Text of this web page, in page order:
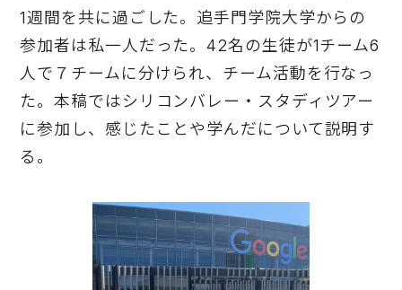
1週間を共に過ごした。追手門学院大学からの
参加者は私一人だった。42名の生徒が1チーム6
人で７チームに分けられ、チーム活動を行なっ
た。本稿ではシリコンバレー・スタディツアー
に参加し、感じたことや学んだについて説明す
る。